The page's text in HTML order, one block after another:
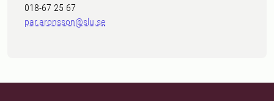
018-67 25 67
par.aronsson@slu.se